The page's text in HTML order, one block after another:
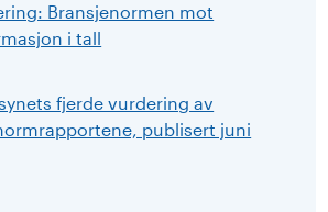
Bransjenormen mot
i tall
fjerde vurdering av
publisert juni